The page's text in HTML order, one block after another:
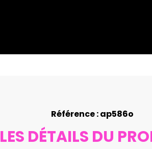
Référence : ap586o
LES DÉTAILS DU